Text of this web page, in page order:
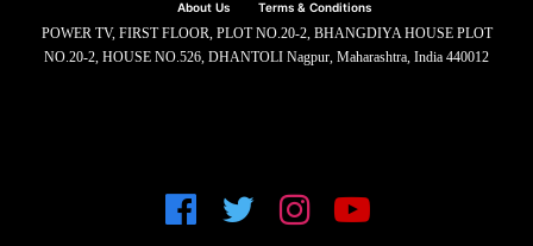
About Us Terms & Conditions
POWER TV, FIRST FLOOR, PLOT NO.20-2, BHANGDIYA HOUSE PLOT
NO.20-2, HOUSE NO.526, DHANTOLI Nagpur, Maharashtra, India 440012